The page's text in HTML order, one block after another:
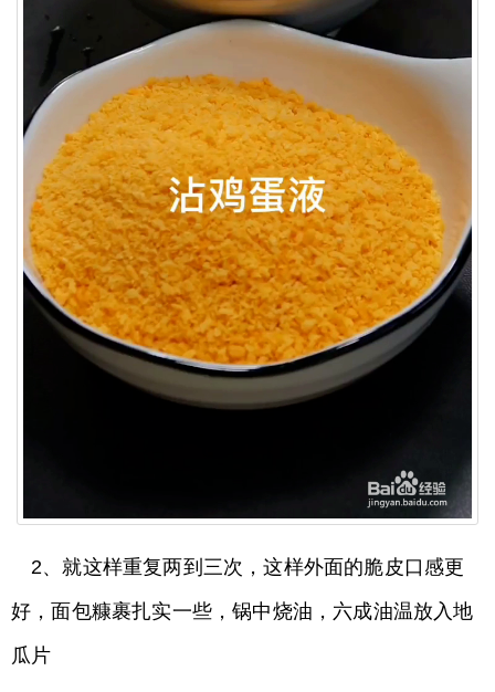
2、就这样重复两到三次，这样外面的脆皮口感更
好，面包糠裹扎实一些，锅中烧油，六成油温放入地
瓜片